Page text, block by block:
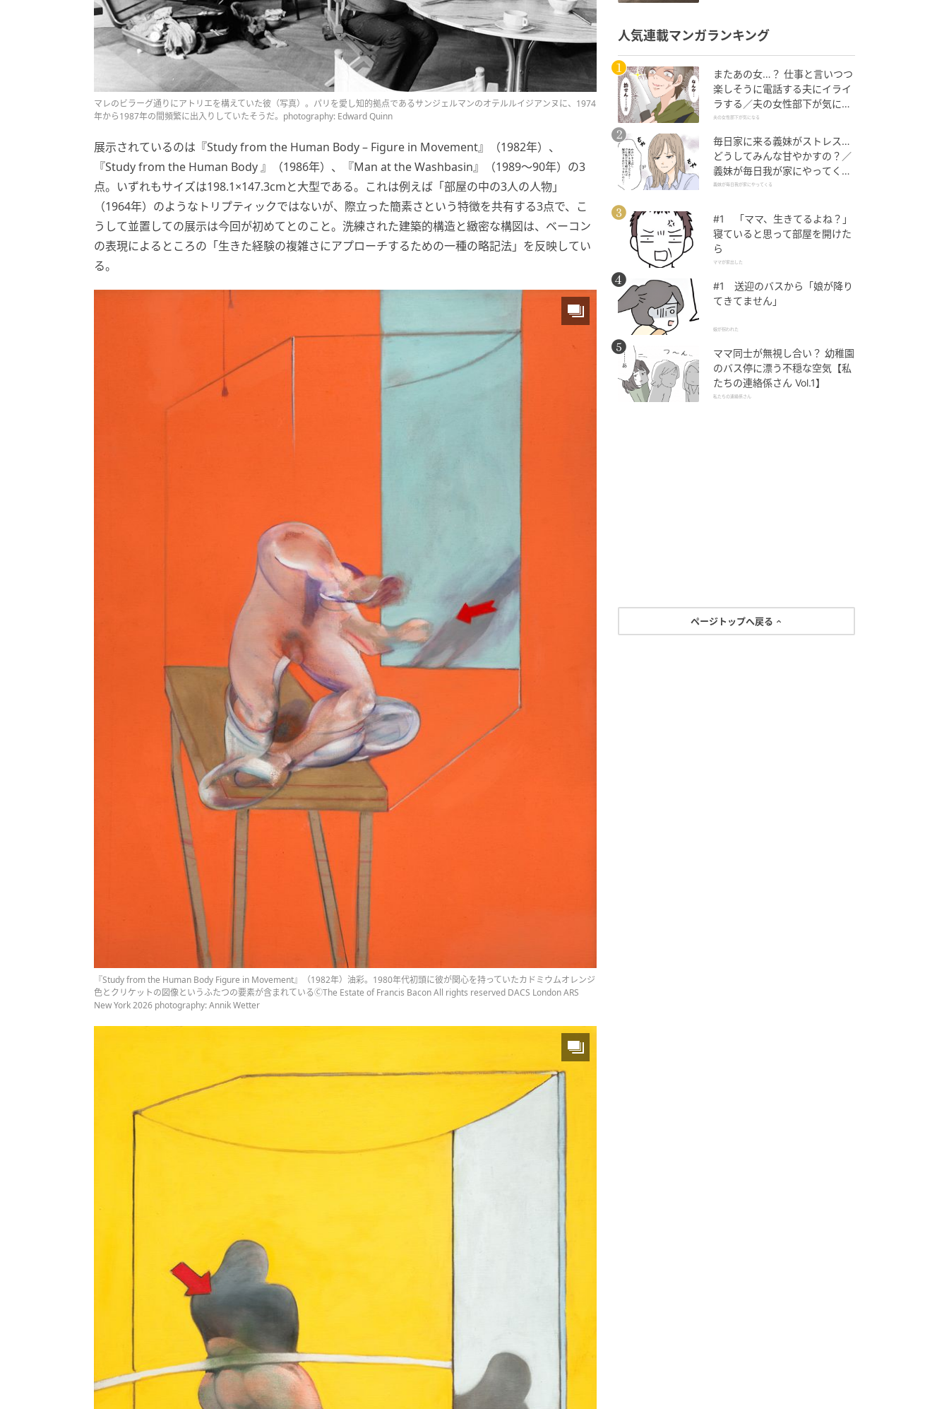
マレのビラーグ通りにアトリエを構えていた彼（写真）。パリを愛し知的拠点であるサンジェルマンのオテルルイジアンヌに、1974
年から1987年の間頻繁に出入りしていたそうだ。photography: Edward Quinn
展示されているのは『Study from the Human Body – Figure in Movement』（1982年）、
『Study from the Human Body 』（1986年）、『Man at the Washbasin』（1989～90年）の3
点。いずれもサイズは198.1×147.3cmと大型である。これは例えば「部屋の中の3人の人物」
（1964年）のようなトリプティックではないが、際立った簡素さという特徴を共有する3点で、こ
うして並置しての展示は今回が初めてとのこと。洗練された建築的構造と緻密な構図は、ベーコン
の表現によるところの「生きた経験の複雑さにアプローチするための一種の略記法」を反映してい
る。
『Study from the Human Body Figure in Movement』（1982年）油彩。1980年代初頭に彼が関心を持っていたカドミウムオレンジ
色とクリケットの図像というふたつの要素が含まれているⒸThe Estate of Francis Bacon All rights reserved DACS London ARS
New York 2026 photography: Annik Wetter
人気連載マンガランキング
またあの女…？ 仕事と言いつつ
楽しそうに電話する夫にイライ
ラする／夫の女性部下が気にな
る（1）【夫婦の危機 まんが】
夫の女性部下が気になる
毎日家に来る義妹がストレス…
どうしてみんな甘やかすの？／
義妹が毎日我が家にやってくる
（1）【義父母がシンドイんで
義妹が毎日我が家にやってくる
#1 「ママ、生きてるよね？」
寝ていると思って部屋を開けた
ら
ママが家出した
#1 送迎のバスから「娘が降り
てきてません」
娘が拐われた
ママ同士が無視し合い？ 幼稚園
のバス停に漂う不穏な空気【私
たちの連絡係さん Vol.1】
私たちの連絡係さん
ページトップへ戻る